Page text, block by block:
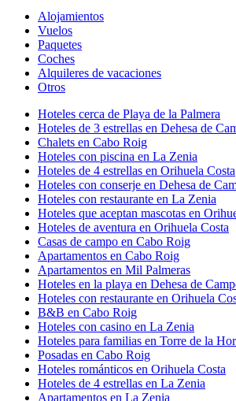
Alojamientos
Vuelos
Paquetes
Coches
Alquileres de vacaciones
Otros
Hoteles cerca de Playa de la Palmera
Hoteles de 3 estrellas en Dehesa de
Chalets en Cabo Roig
Hoteles con piscina en La Zenia
Hoteles de 4 estrellas en Orihuela Costa
Hoteles con conserje en Dehesa de
Hoteles con restaurante en La Zenia
Hoteles que aceptan mascotas en
Hoteles de aventura en Orihuela Costa
Casas de campo en Cabo Roig
Apartamentos en Cabo Roig
Apartamentos en Mil Palmeras
Hoteles en la playa en Dehesa de
Hoteles con restaurante en Orihuela
B&B en Cabo Roig
Hoteles con casino en La Zenia
Hoteles para familias en Torre de la
Posadas en Cabo Roig
Hoteles románticos en Orihuela Costa
Hoteles de 4 estrellas en La Zenia
Apartamentos en La Zenia